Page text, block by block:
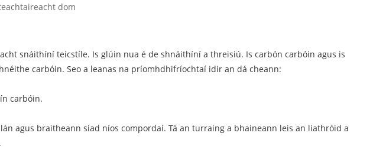
dom
snáithíní teicstíle. Is glúin nua é de shnáithíní a threisiú. Is carbón carbóin agus is
carbóin. Seo a leanas na príomhdhifríochtaí idir an dá cheann:
carbóin.
agus braitheann siad níos compordaí. Tá an turraing a bhaineann leis an liathróid a